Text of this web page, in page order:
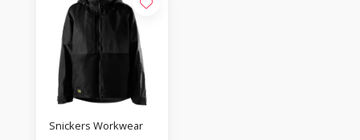
Snickers Workwear